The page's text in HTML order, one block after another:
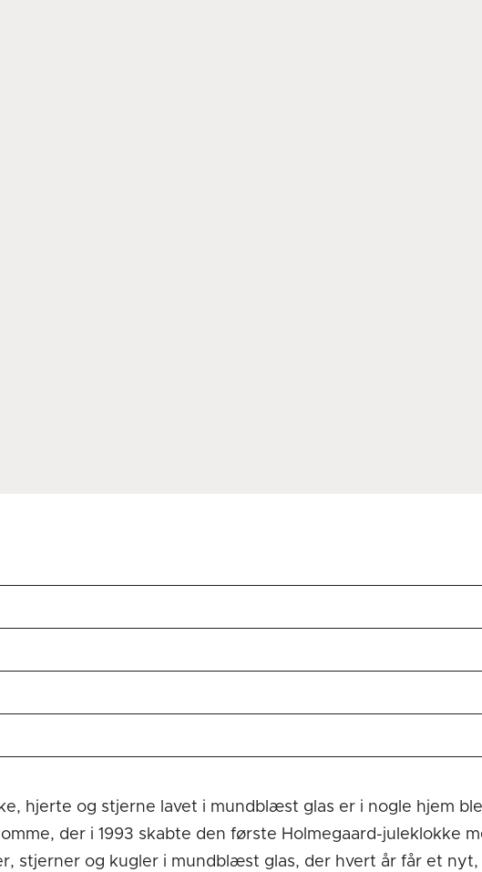
hjerte og stjerne lavet i mundblæst glas er i nogle hjem
der i 1993 skabte den første Holmegaard-juleklokke
stjerner og kugler i mundblæst glas, der hvert år får et